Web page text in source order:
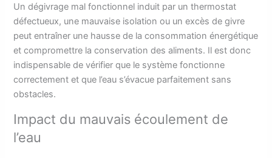
Un dégivrage mal fonctionnel induit par un thermostat
défectueux, une mauvaise isolation ou un excès de givre
peut entraîner une hausse de la consommation énergétique
et compromettre la conservation des aliments. Il est donc
indispensable de vérifier que le système fonctionne
correctement et que l’eau s’évacue parfaitement sans
obstacles.
Impact du mauvais écoulement de
l’eau